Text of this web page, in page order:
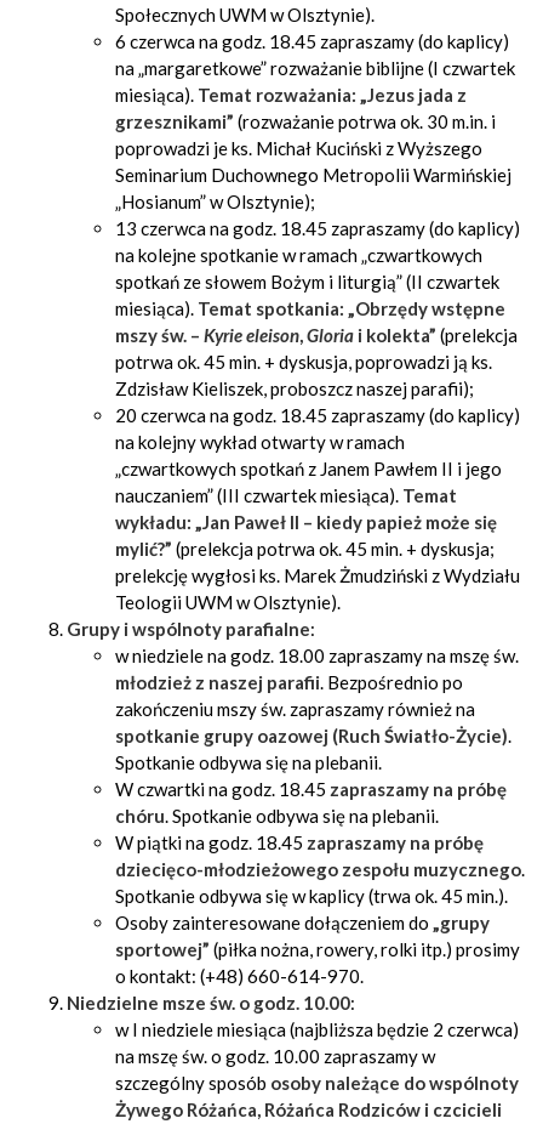
Społecznych UWM w Olsztynie).
6 czerwca na godz. 18.45 zapraszamy (do kaplicy)
na „margaretkowe” rozważanie biblijne (I czwartek
miesiąca). Temat rozważania: „Jezus jada z
grzesznikami” (rozważanie potrwa ok. 30 m.in. i
poprowadzi je ks. Michał Kuciński z Wyższego
Seminarium Duchownego Metropolii Warmińskiej
„Hosianum” w Olsztynie);
13 czerwca na godz. 18.45 zapraszamy (do kaplicy)
na kolejne spotkanie w ramach „czwartkowych
spotkań ze słowem Bożym i liturgią” (II czwartek
miesiąca). Temat spotkania: „Obrzędy wstępne
mszy św. – Kyrie eleison,Gloria i kolekta” (prelekcja
potrwa ok. 45 min. + dyskusja, poprowadzi ją ks.
Zdzisław Kieliszek, proboszcz naszej parafii);
20 czerwca na godz. 18.45 zapraszamy (do kaplicy)
na kolejny wykład otwarty w ramach
„czwartkowych spotkań z Janem Pawłem II i jego
nauczaniem” (III czwartek miesiąca). Temat
wykładu: „Jan Paweł II – kiedy papież może się
mylić?” (prelekcja potrwa ok. 45 min. + dyskusja;
prelekcję wygłosi ks. Marek Żmudziński z Wydziału
Teologii UWM w Olsztynie).
Grupy i wspólnoty parafialne:
w niedziele na godz. 18.00 zapraszamy na mszę św.
młodzież z naszej parafii. Bezpośrednio po
zakończeniu mszy św. zapraszamy również na
spotkanie grupy oazowej (Ruch Światło-Życie).
Spotkanie odbywa się na plebanii.
W czwartki na godz. 18.45 zapraszamy na próbę
chóru. Spotkanie odbywa się na plebanii.
W piątki na godz. 18.45 zapraszamy na próbę
dziecięco-młodzieżowego zespołu muzycznego.
Spotkanie odbywa się w kaplicy (trwa ok. 45 min.).
Osoby zainteresowane dołączeniem do „grupy
sportowej” (piłka nożna, rowery, rolki itp.) prosimy
o kontakt: (+48) 660-614-970.
Niedzielne msze św. o godz. 10.00:
w I niedziele miesiąca (najbliższa będzie 2 czerwca)
na mszę św. o godz. 10.00 zapraszamy w
szczególny sposób osoby należące dowspólnoty
Żywego Różańca, Różańca Rodziców i czcicieli